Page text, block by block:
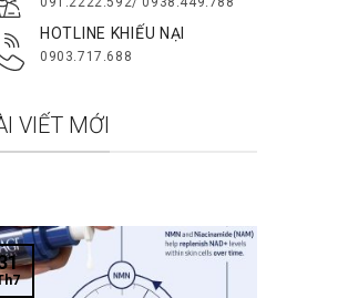
HOTLINE KHIẾU NẠI
0903.717.688
VIẾT MỚI